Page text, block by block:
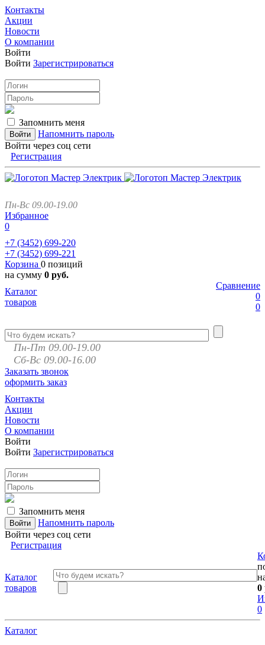
Контакты
Акции
Новости
О компании
Войти
Войти Зарегистрироваться
Запомнить меня
Напомнить пароль
Войти через соц сети
Регистрация
Пн-Вс 09.00-19.00
Избранное
0
+7 (3452) 699-220
+7 (3452) 699-221
Корзина 0 позиций
на сумму 0 руб.
Сравнение
0
0
Каталог
товаров
Пн-Пт 09.00-19.00
Сб-Вс 09.00-16.00
Заказать звонок
оформить заказ
Контакты
Акции
Новости
О компании
Войти
Войти Зарегистрироваться
Запомнить меня
Напомнить пароль
Войти через соц сети
Регистрация
Каталог
товаров
0
0
Каталог